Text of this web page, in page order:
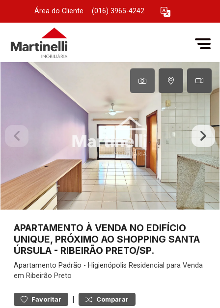
Área do Cliente (016) 3965-4242
APARTAMENTO À VENDA NO EDIFÍCIO
UNIQUE, PRÓXIMO AO SHOPPING SANTA
ÚRSULA - RIBEIRÃO PRETO/SP.
Apartamento Padrão - Higienópolis Residencial para Venda
em Ribeirão Preto
Favoritar | Comparar